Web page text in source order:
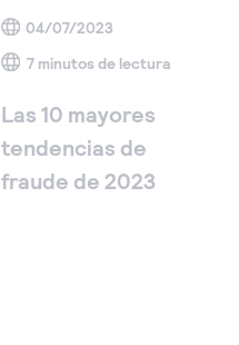
Las 10 mayores
tendencias de
fraude de 2023
04/07/2023
7 minutos de lectura